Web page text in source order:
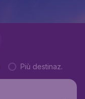
Più destinaz.